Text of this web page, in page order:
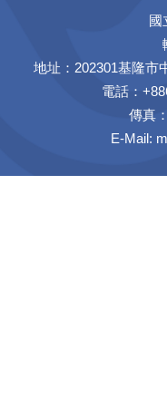
國
地址：202301基隆市
電話：
傳真
E-Mail: